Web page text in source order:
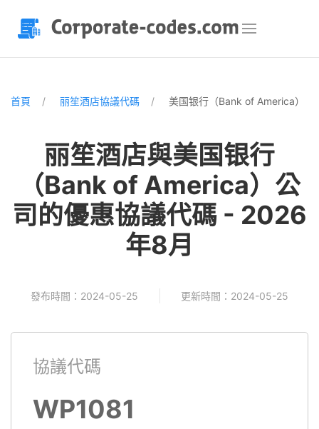
首頁 丽笙酒店協議代碼 美国银行（Bank of America）
丽笙酒店與美国银行
（Bank of America）公
司的優惠協議代碼 - 2026
年8月
發布時間：2024-05-25 更新時間：2024-05-25
協議代碼
WP1081